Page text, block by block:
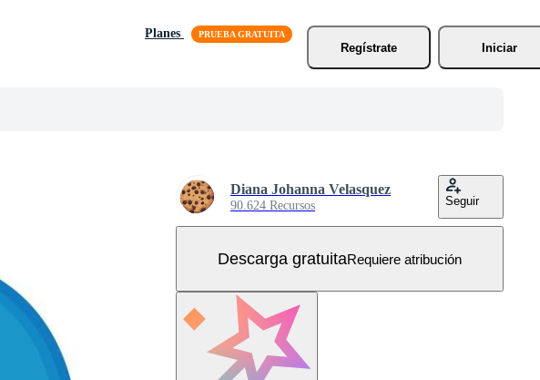
Planes
Regístrate
Iniciar
Diana Johanna Velasquez
90.624 Recursos Seguir
Descarga gratuitaRequiere atribución